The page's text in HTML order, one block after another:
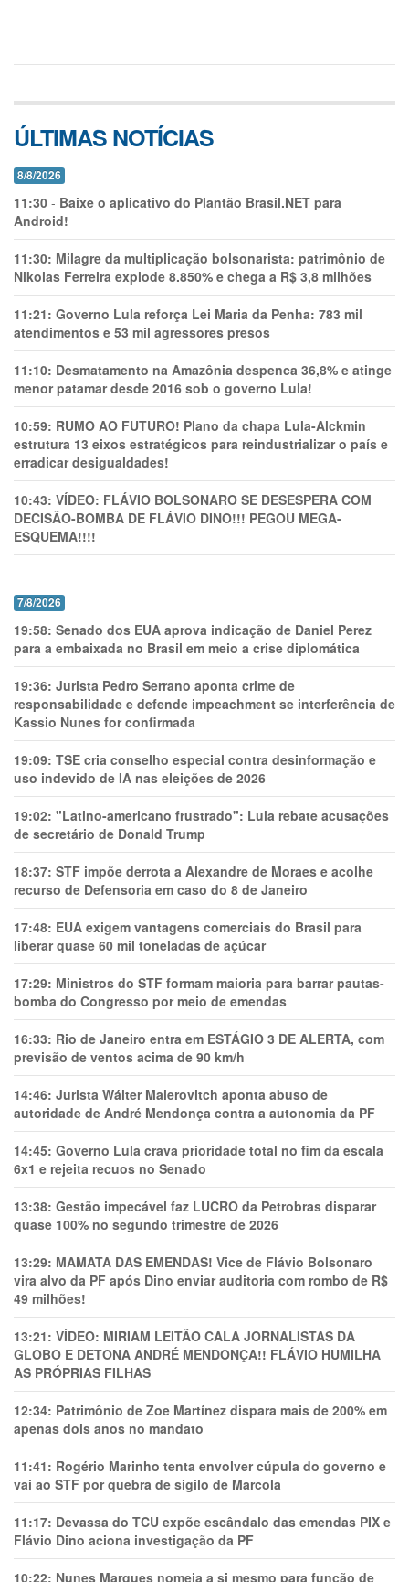
ÚLTIMAS NOTÍCIAS
8/8/2026
11:30 - Baixe o aplicativo do Plantão Brasil.NET para
Android!
11:30: Milagre da multiplicação bolsonarista: patrimônio de
Nikolas Ferreira explode 8.850% e chega a R$ 3,8 milhões
11:21: Governo Lula reforça Lei Maria da Penha: 783 mil
atendimentos e 53 mil agressores presos
11:10: Desmatamento na Amazônia despenca 36,8% e atinge
menor patamar desde 2016 sob o governo Lula!
10:59: RUMO AO FUTURO! Plano da chapa Lula-Alckmin
estrutura 13 eixos estratégicos para reindustrializar o país e
erradicar desigualdades!
10:43: VÍDEO: FLÁVIO BOLSONARO SE DESESPERA COM
DECISÃO-BOMBA DE FLÁVIO DINO!!! PEGOU MEGA-
ESQUEMA!!!!
7/8/2026
19:58: Senado dos EUA aprova indicação de Daniel Perez
para a embaixada no Brasil em meio a crise diplomática
19:36: Jurista Pedro Serrano aponta crime de
responsabilidade e defende impeachment se interferência de
Kassio Nunes for confirmada
19:09: TSE cria conselho especial contra desinformação e
uso indevido de IA nas eleições de 2026
19:02: "Latino-americano frustrado": Lula rebate acusações
de secretário de Donald Trump
18:37: STF impõe derrota a Alexandre de Moraes e acolhe
recurso de Defensoria em caso do 8 de Janeiro
17:48: EUA exigem vantagens comerciais do Brasil para
liberar quase 60 mil toneladas de açúcar
17:29: Ministros do STF formam maioria para barrar pautas-
bomba do Congresso por meio de emendas
16:33: Rio de Janeiro entra em ESTÁGIO 3 DE ALERTA, com
previsão de ventos acima de 90 km/h
14:46: Jurista Wálter Maierovitch aponta abuso de
autoridade de André Mendonça contra a autonomia da PF
14:45: Governo Lula crava prioridade total no fim da escala
6x1 e rejeita recuos no Senado
13:38: Gestão impecável faz LUCRO da Petrobras disparar
quase 100% no segundo trimestre de 2026
13:29: MAMATA DAS EMENDAS! Vice de Flávio Bolsonaro
vira alvo da PF após Dino enviar auditoria com rombo de R$
49 milhões!
13:21: VÍDEO: MIRIAM LEITÃO CALA JORNALISTAS DA
GLOBO E DETONA ANDRÉ MENDONÇA!! FLÁVIO HUMILHA
AS PRÓPRIAS FILHAS
12:34: Patrimônio de Zoe Martínez dispara mais de 200% em
apenas dois anos no mandato
11:41: Rogério Marinho tenta envolver cúpula do governo e
vai ao STF por quebra de sigilo de Marcola
11:17: Devassa do TCU expõe escândalo das emendas PIX e
Flávio Dino aciona investigação da PF
10:22: Nunes Marques nomeia a si mesmo para função de